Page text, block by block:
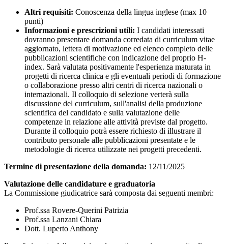
Altri requisiti: Conoscenza della lingua inglese (max 10
punti)
Informazioni e prescrizioni utili: I candidati interessati
dovranno presentare domanda corredata di curriculum vitae
aggiornato, lettera di motivazione ed elenco completo delle
pubblicazioni scientifiche con indicazione del proprio H-
index. Sarà valutata positivamente l'esperienza maturata in
progetti di ricerca clinica e gli eventuali periodi di formazione
o collaborazione presso altri centri di ricerca nazionali o
internazionali. Il colloquio di selezione verterà sulla
discussione del curriculum, sull'analisi della produzione
scientifica del candidato e sulla valutazione delle
competenze in relazione alle attività previste dal progetto.
Durante il colloquio potrà essere richiesto di illustrare il
contributo personale alle pubblicazioni presentate e le
metodologie di ricerca utilizzate nei progetti precedenti.
Termine di presentazione della domanda: 12/11/2025
Valutazione delle candidature e graduatoria
La Commissione giudicatrice sarà composta dai seguenti membri:
Prof.ssa Rovere-Querini Patrizia
Prof.ssa Lanzani Chiara
Dott. Luperto Anthony